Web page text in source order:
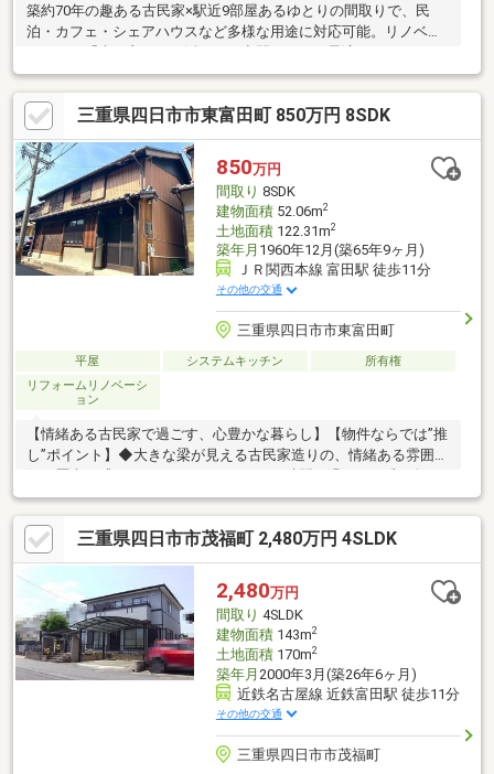
築約70年の趣ある古民家×駅近9部屋あるゆとりの間取りで、民
泊・カフェ・シェアハウスなど多様な用途に対応可能。リノベー
ションで「古き良き」を活かした空間づくりに最適です。
三重県四日市市東富田町 850万円 8SDK
850万円
間取り 8SDK
建物面積52.06m2
土地面積122.31m2
築年月 1960年12月(築65年9ヶ月)
ＪＲ関西本線 富田駅 徒歩11分
その他の交通
三重県四日市市東富田町
平屋 システムキッチン
所有権
リフォームリノベーシ
ョン
【情緒ある古民家で過ごす、心豊かな暮らし】【物件ならでは”推
し”ポイント】◆大きな梁が見える古民家造りの、情緒ある雰囲
の住まい。◆古き良き趣を残しつつ、現代の生活にも快適に対応
できます。【利便性◎の周辺環境】◆JR関西本線「富田」駅まで
徒歩約11分と、2沿線利用可能な便利な立地。駅まで平坦な道の
りで、日々の通勤・通学もスムーズ。◆徒歩圏内にスーパーやド
ラッグストア、イオンモールがあり、買い物環境が大変充実。生
活利便性の高い環境で快適な毎日が送れます。【リフォーム内
容】◆浴室・トイレ交換、クロス張替え、床張替えなど
三重県四日市市茂福町 2,480万円 4SLDK
2,480万円
間取り 4SLDK
建物面積143m2
土地面積170m2
築年月 2000年3月(築26年6ヶ月)
近鉄名古屋線 近鉄富田駅 徒歩11分
その他の交通
三重県四日市市茂福町